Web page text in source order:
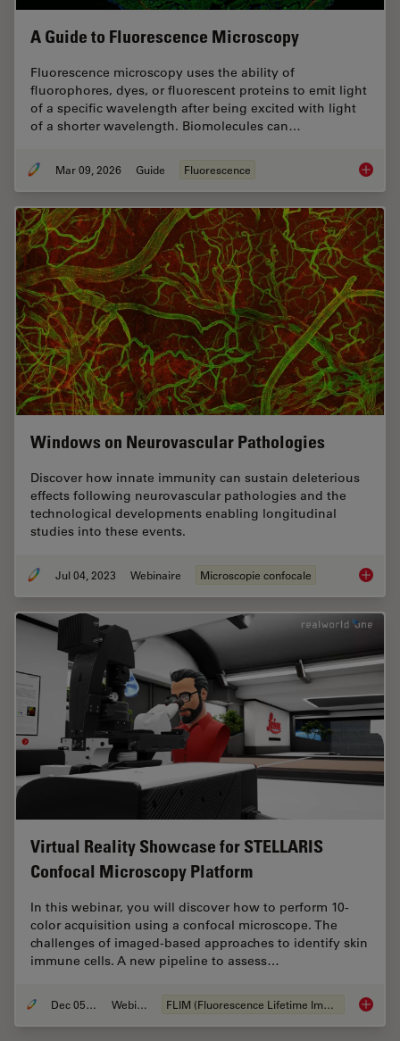
A Guide to Fluorescence Microscopy
Fluorescence microscopy uses the ability of
fluorophores, dyes, or fluorescent proteins to emit light
of a specific wavelength after being excited with light
of a shorter wavelength. Biomolecules can…
Mar 09, 2026 Guide Fluorescence A
Windows on Neurovascular Pathologies
Discover how innate immunity can sustain deleterious
effects following neurovascular pathologies and the
technological developments enabling longitudinal
studies into these events.
Jul 04, 2023 Webinaire Microscopie confocale
Virtual Reality Showcase for STELLARIS
Confocal Microscopy Platform
In this webinar, you will discover how to perform 10-
color acquisition using a confocal microscope. The
challenges of imaged-based approaches to identify skin
immune cells. A new pipeline to assess…
Dec 05, 2022 Webinaire FLIM (Fluorescence Lifetime Imaging Microscopy) Virtual